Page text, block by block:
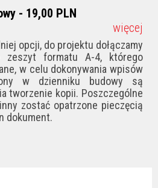
- 19,00 PLN
więcej
opcji, do projektu dołączamy
zeszyt formatu A-4, którego
w celu dokonywania wpisów
w dzienniku budowy są
tworzenie kopii. Poszczególne
zostać opatrzone pieczęcią
dokument.